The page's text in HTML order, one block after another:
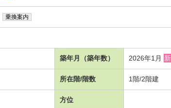
乗換案内
築年月（築年数） 2026年1月
所在階/階数 1階/2階建
方位